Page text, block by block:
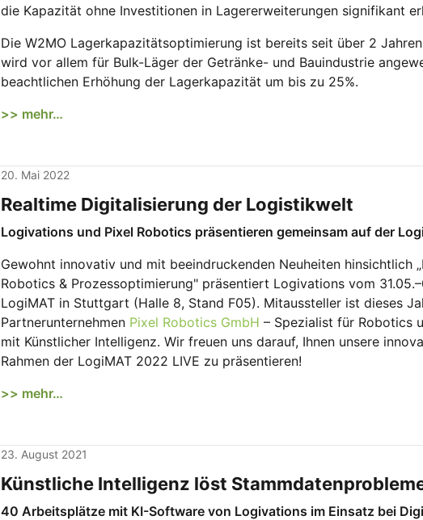
die Kapazität ohne Investitionen in Lagererweiterungen signifikant
Die W2MO Lagerkapazitätsoptimierung ist bereits seit über 2
wird vor allem für Bulk-Läger der Getränke- und Bauindustrie
beachtlichen Erhöhung der Lagerkapazität um bis zu 25%.
>> mehr…
20. Mai 2022
Realtime Digitalisierung der Logistikwelt
Logivations und Pixel Robotics präsentieren gemeinsam auf der
Gewohnt innovativ und mit beeindruckenden Neuheiten hinsichtlich
Robotics & Prozessoptimierung" präsentiert Logivations vom
LogiMAT in Stuttgart (Halle 8, Stand F05). Mitaussteller ist dieses
Partnerunternehmen Pixel Robotics GmbH – Spezialist für Robotics
mit Künstlicher Intelligenz. Wir freuen uns darauf, Ihnen unsere
Rahmen der LogiMAT 2022 LIVE zu präsentieren!
>> mehr…
23. August 2021
Künstliche Intelligenz löst
40 Arbeitsplätze mit KI-Software von Logivations im Einsatz bei